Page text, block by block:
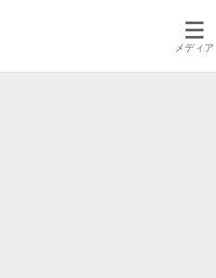
メディア
クラウド